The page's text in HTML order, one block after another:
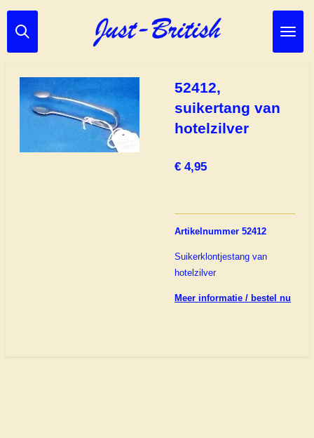
Ga
direct
hoofdinhoud
52412,
suikertang van
hotelzilver
€ 4,95
Artikelnummer 52412
Suikerklontjestang van
hotelzilver
Meer informatie / bestel nu